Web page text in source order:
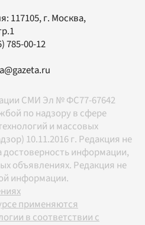
117105, г. Москва,
785-00-12
СМИ Эл № ФС77-67642
по надзору в сфере
и массовых
10.11.2016 г. Редакция не
достоверность информации,
объявлениях. Редакция не
информации.
применяются
в соответствии с